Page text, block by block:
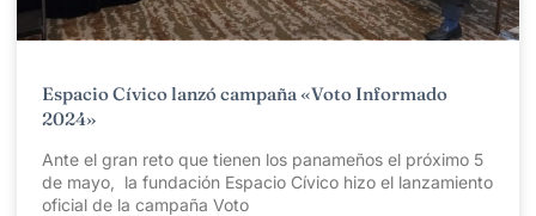
Espacio Cívico lanzó campaña «Voto Informado
2024»
Ante el gran reto que tienen los panameños el próximo 5
de mayo, la fundación Espacio Cívico hizo el lanzamiento
oficial de la campaña Voto